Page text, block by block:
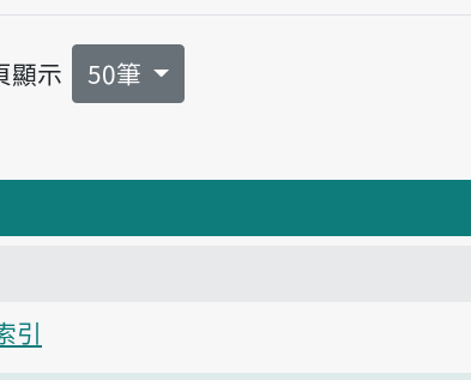
播放音讀Ka-kī phóng-sái
顯示 50筆
引